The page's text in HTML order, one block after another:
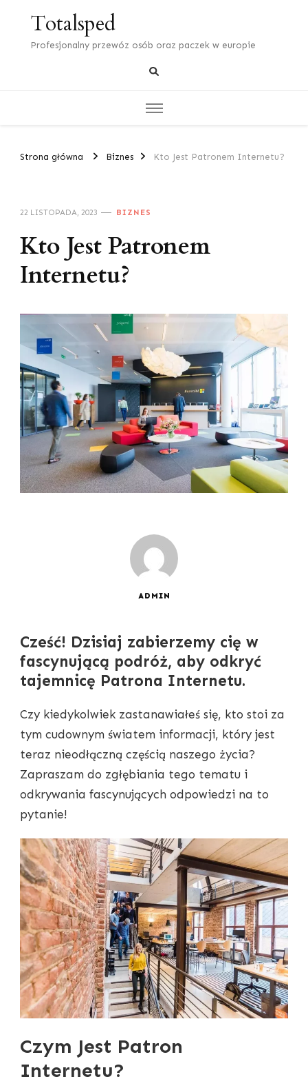
Totalsped
Profesjonalny przewóz osób oraz paczek w europie
Strona główna Biznes Kto Jest Patronem Internetu?
22 LISTOPADA, 2023 BIZNES
Kto Jest Patronem
Internetu?
ADMIN
Cześć! Dzisiaj zabierzemy cię w
fascynującą podróż, aby odkryć
tajemnicę Patrona Internetu.
Czy kiedykolwiek zastanawiałeś się, kto stoi za
tym cudownym światem informacji, który jest
teraz nieodłączną częścią naszego życia?
Zapraszam do zgłębiania tego tematu i
odkrywania fascynujących odpowiedzi na to
pytanie!
Czym Jest Patron
Internetu?